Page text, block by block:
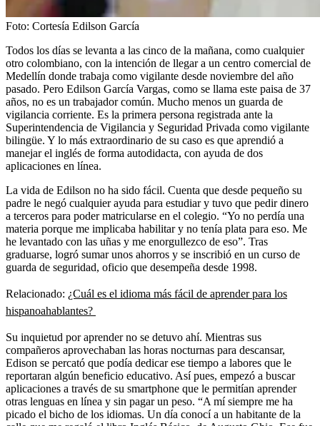
Foto: Cortesía Edilson García
Todos los días se levanta a las cinco de la mañana, como cualquier
otro colombiano, con la intención de llegar a un centro comercial de
Medellín donde trabaja como vigilante desde noviembre del año
pasado. Pero Edilson García Vargas, como se llama este paisa de 37
años, no es un trabajador común. Mucho menos un guarda de
vigilancia corriente. Es la primera persona registrada ante la
Superintendencia de Vigilancia y Seguridad Privada como vigilante
bilingüe. Y lo más extraordinario de su caso es que aprendió a
manejar el inglés de forma autodidacta, con ayuda de dos
aplicaciones en línea.
La vida de Edilson no ha sido fácil. Cuenta que desde pequeño su
padre le negó cualquier ayuda para estudiar y tuvo que pedir dinero
a terceros para poder matricularse en el colegio. “Yo no perdía una
materia porque me implicaba habilitar y no tenía plata para eso. Me
he levantado con las uñas y me enorgullezco de eso”. Tras
graduarse, logró sumar unos ahorros y se inscribió en un curso de
guarda de seguridad, oficio que desempeña desde 1998.
Relacionado: ¿Cuál es el idioma más fácil de aprender para los
hispanoahablantes?
Su inquietud por aprender no se detuvo ahí. Mientras sus
compañeros aprovechaban las horas nocturnas para descansar,
Edison se percató que podía dedicar ese tiempo a labores que le
reportaran algún beneficio educativo. Así pues, empezó a buscar
aplicaciones a través de su smartphone que le permitían aprender
otras lenguas en línea y sin pagar un peso. “A mí siempre me ha
picado el bicho de los idiomas. Un día conocí a un habitante de la